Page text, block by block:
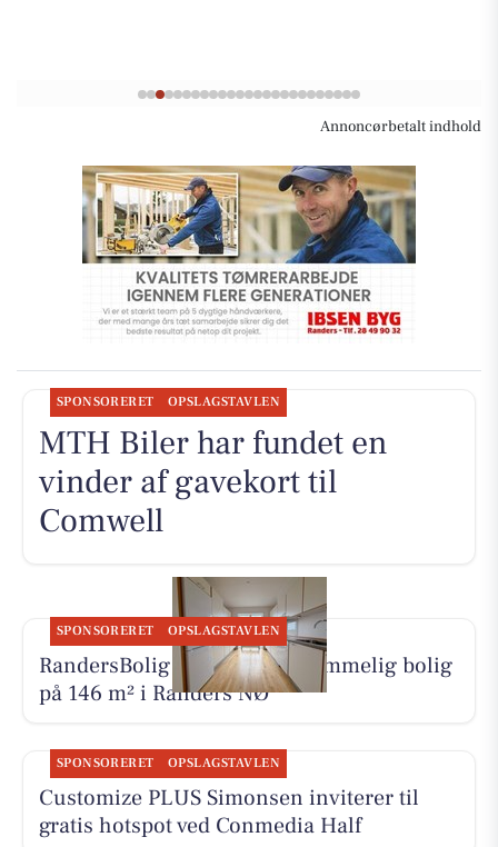
Annoncørbetalt indhold
SPONSORERET OPSLAGSTAVLEN
MTH Biler har fundet en
vinder af gavekort til
Comwell
SPONSORERET OPSLAGSTAVLEN
RandersBolig præsenterer rummelig bolig
på 146 m² i Randers NØ
SPONSORERET OPSLAGSTAVLEN
Customize PLUS Simonsen inviterer til
gratis hotspot ved Conmedia Half